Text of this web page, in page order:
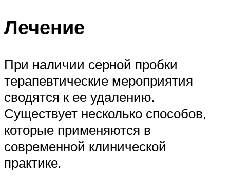
Лечение
При наличии серной пробки
терапевтические мероприятия
сводятся к ее удалению.
Существует несколько способов,
которые применяются в
современной клинической
практике.